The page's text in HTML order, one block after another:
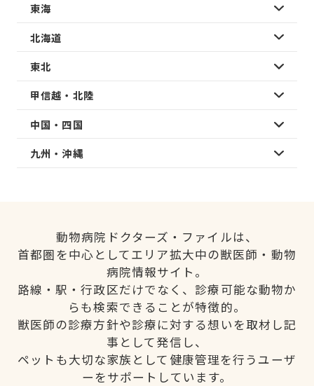
東海
北海道
東北
甲信越・北陸
中国・四国
九州・沖縄
動物病院ドクターズ・ファイルは、
首都圏を中心としてエリア拡大中の獣医師・動物
病院情報サイト。
路線・駅・行政区だけでなく、診療可能な動物か
らも検索できることが特徴的。
獣医師の診療方針や診療に対する想いを取材し記
事として発信し、
ペットも大切な家族として健康管理を行うユーザ
ーをサポートしています。